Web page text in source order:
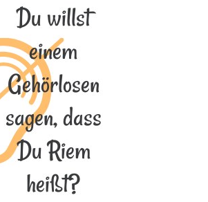
Du willst
einem
Gehörlosen
sagen, dass
Du Riem
heißt?